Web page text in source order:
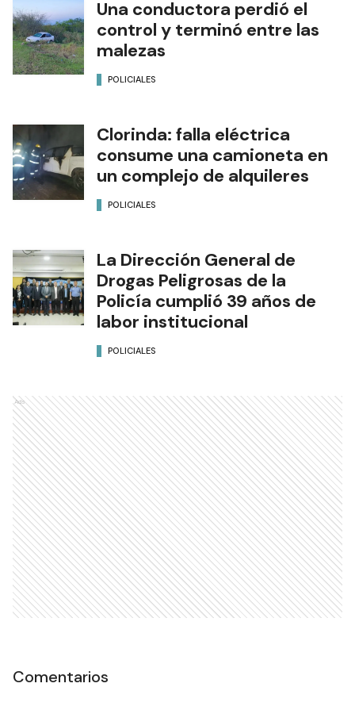
Una conductora perdió el
control y terminó entre las
malezas
POLICIALES
Clorinda: falla eléctrica
consume una camioneta en
un complejo de alquileres
POLICIALES
La Dirección General de
Drogas Peligrosas de la
Policía cumplió 39 años de
labor institucional
POLICIALES
Ads
Comentarios